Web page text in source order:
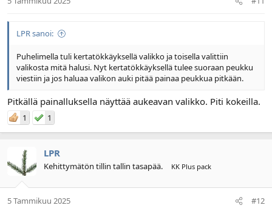
LPR sanoi:
Puhelimella tuli kertatökkäyksellä valikko ja toisella valittiin
valikosta mitä halusi. Nyt kertatökkäyksellä tulee suoraan peukku
viestiin ja jos haluaa valikon auki pitää painaa peukkua pitkään.
Pitkällä painalluksella näyttää aukeavan valikko. Piti kokeilla.
1 1
LPR
Kehittymätön tillin tallin tasapää. KK Plus pack
5 Tammikuu 2025 #12